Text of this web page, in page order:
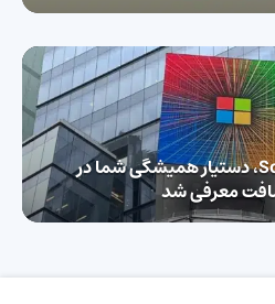
هوش مصنوعی Scout، دستیار همیشگی شما در
معرفی شد